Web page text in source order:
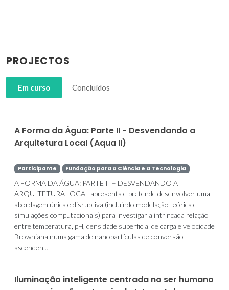
PROJECTOS
Em curso Concluídos
A Forma da Água: Parte II - Desvendando a
Arquitetura Local (Aqua II)
Participante Fundação para a Ciência e a Tecnologia
A FORMA DA ÁGUA: PARTE II – DESVENDANDO A
ARQUITETURA LOCAL apresenta e pretende desenvolver uma
abordagem única e disruptiva (incluindo modelação teórica e
simulações computacionais) para investigar a intrincada relação
entre temperatura, pH, densidade superficial de carga e velocidade
Browniana numa gama de nanopartículas de conversão
ascenden...
Iluminação inteligente centrada no ser humano